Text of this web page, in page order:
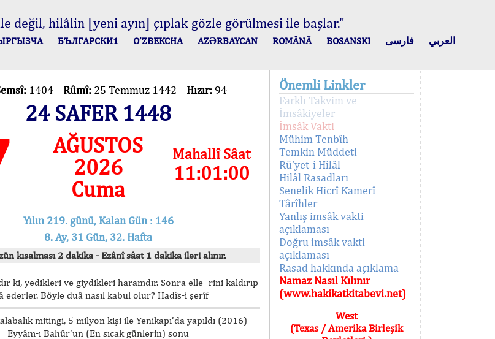
değil, hilâlin [yeni ayın] çıplak gözle görülmesi ile başlar."
БЪЛГАРСКИ1 O’ZBEKCHA AZӘRBAYCAN ROMÂNĂ BOSANSKI العربي فارسی
1404 Rûmî: 25 Temmuz 1442 Hızır: 94
24 SAFER 1448
AĞUSTOS
2026
Cuma
Mahallî Sâat
11:01:00
Yılın 219. günü, Kalan Gün : 146
8. Ay, 31 Gün, 32. Hafta
kısalması 2 dakika - Ezânî sâat 1 dakika ileri alınır.
ki, yedikleri ve giydikleri haramdır. Sonra elle- rini kaldırıp
ederler. Böyle duâ nasıl kabul olur? Hadîs-i şerîf
mitingi, 5 milyon kişi ile Yenikapı’da yapıldı (2016)
Eyyâm-ı Bahûr’un (En sıcak günlerin) sonu
Önemli Linkler
Farklı Takvim ve
İmsâkiyeler
İmsâk Vakti
Mühim Tenbîh
Temkin Müddeti
Rü'yet-i Hilâl
Hilâl Rasadları
Senelik Hicrî Kamerî
Târîhler
Yanlış imsâk vakti
açıklaması
Doğru imsâk vakti
açıklaması
Rasad hakkında açıklama
Namaz Nasıl Kılınır
(www.hakikatkitabevi.net)
West
(Texas / Amerika Birleşik